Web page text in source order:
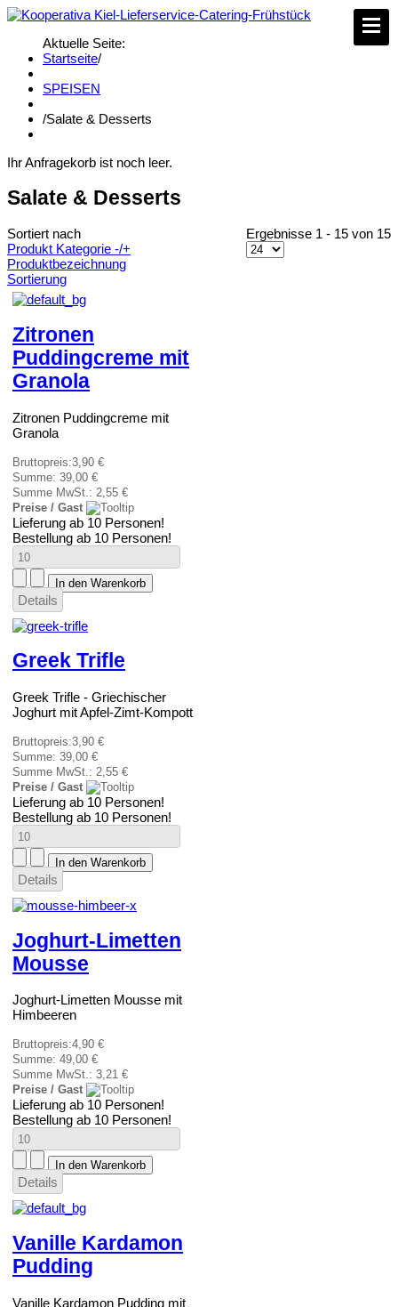
Aktuelle Seite:
Startseite/
SPEISEN
/Salate & Desserts
Ihr Anfragekorb ist noch leer.
Salate & Desserts
Sortiert nach
Produkt Kategorie -/+
Produktbezeichnung
Sortierung
Ergebnisse 1 - 15 von 15
Zitronen
Puddingcreme mit
Granola
Zitronen Puddingcreme mit
Granola
Bruttopreis:3,90 €
Summe: 39,00 €
Summe MwSt.: 2,55 €
Preise / Gast
Lieferung ab 10 Personen!
Bestellung ab 10 Personen!
Details
Greek Trifle
Greek Trifle - Griechischer
Joghurt mit Apfel-Zimt-Kompott
Bruttopreis:3,90 €
Summe: 39,00 €
Summe MwSt.: 2,55 €
Preise / Gast
Lieferung ab 10 Personen!
Bestellung ab 10 Personen!
Details
Joghurt-Limetten
Mousse
Joghurt-Limetten Mousse mit
Himbeeren
Bruttopreis:4,90 €
Summe: 49,00 €
Summe MwSt.: 3,21 €
Preise / Gast
Lieferung ab 10 Personen!
Bestellung ab 10 Personen!
Details
Vanille Kardamon
Pudding
Vanille Kardamon Pudding mit